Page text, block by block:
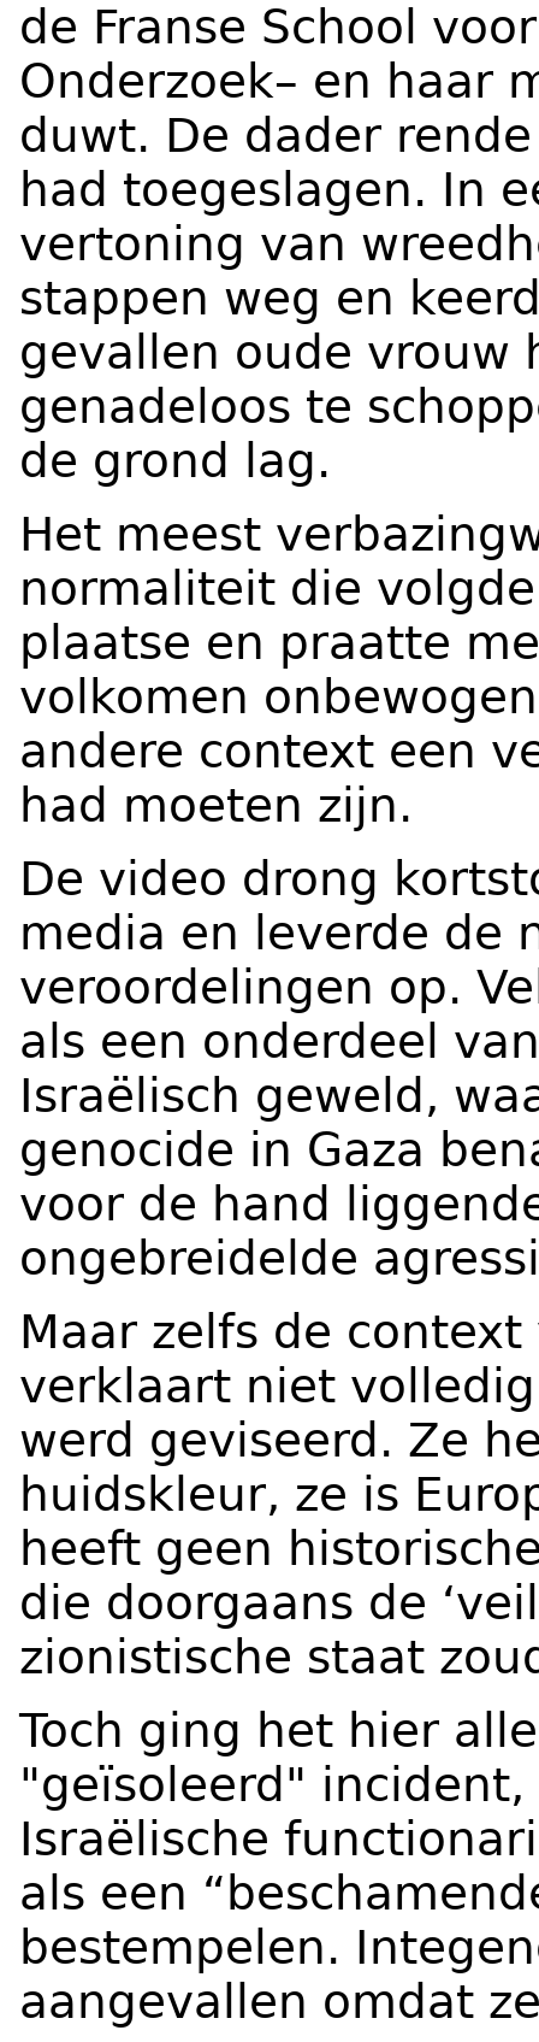
de Franse School
Onderzoek– en haar
duwt. De dader
had toegeslagen. In
vertoning van
stappen weg en
gevallen oude vrouw
genadeloos te
de grond lag.
Het meest
normaliteit die
plaatse en praatte
volkomen
andere context een
had moeten zijn.
De video drong
media en leverde de
veroordelingen op.
als een onderdeel
Israëlisch geweld,
genocide in Gaza
voor de hand
ongebreidelde
Maar zelfs de
verklaart niet
werd geviseerd. Ze
huidskleur, ze is
heeft geen
die doorgaans de
zionistische staat
Toch ging het hier
"geïsoleerd"
Israëlische
als een
bestempelen.
aangevallen omdat